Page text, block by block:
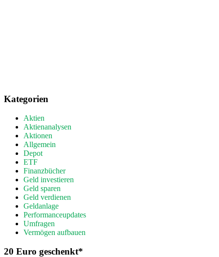
Kategorien
Aktien
Aktienanalysen
Aktionen
Allgemein
Depot
ETF
Finanzbücher
Geld investieren
Geld sparen
Geld verdienen
Geldanlage
Performanceupdates
Umfragen
Vermögen aufbauen
20 Euro geschenkt*